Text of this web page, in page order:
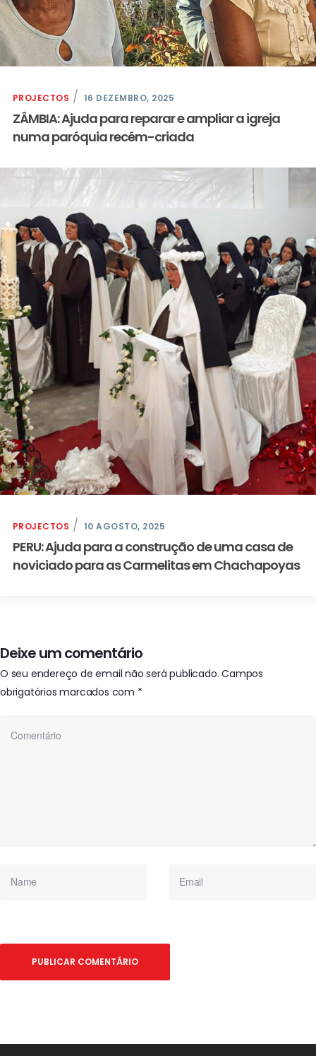
PROJECTOS 16 DEZEMBRO, 2025
ZÂMBIA: Ajuda para reparar e ampliar a igreja
numa paróquia recém-criada
PROJECTOS 10 AGOSTO, 2025
PERU: Ajuda para a construção de uma casa de
noviciado para as Carmelitas em Chachapoyas
Deixe um comentário
O seu endereço de email não será publicado. Campos
obrigatórios marcados com *